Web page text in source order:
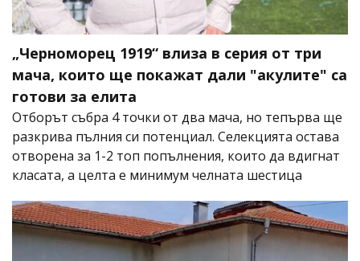
„Черноморец 1919“ влиза в серия от три
мача, които ще покажат дали "акулите" са
готови за елита
Отборът събра 4 точки от два мача, но тепърва ще
разкрива пълния си потенциал. Селекцията остава
отворена за 1-2 топ попълнения, които да вдигнат
класата, а целта е минимум челната шестица